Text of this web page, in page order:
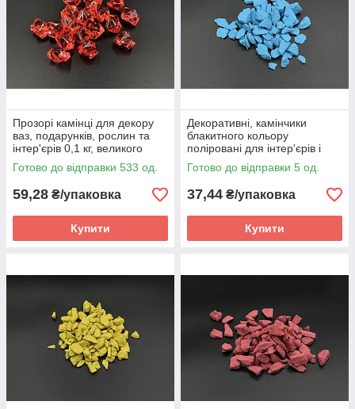
Прозорі камінці для декору
ваз, подарунків, рослин та
інтер'єрів 0,1 кг, великого
розміру, кольорові
Готово до відправки 533 од.
59,28 ₴/упаковка
Купити
Декоративні, камінчики
блакитного кольору
поліровані для інтер'єрів і
ландшафтів у сітці 1 кг,
великого розміру.
Готово до відправки 5 од.
37,44 ₴/упаковка
Купити